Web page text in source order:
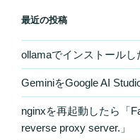
最近の投稿
ollamaでインストールし
GeminiをGoogle AI
nginxを再起動したら「
reverse proxy server.」